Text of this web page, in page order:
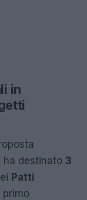
in
ha destinato 3
Patti
primo